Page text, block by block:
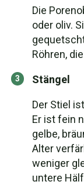
Die
oder oliv.
Röhren,
Stängel
Der Stiel
Er ist fein
gelbe,
Alter
weniger
untere